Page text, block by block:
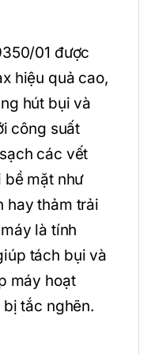
01 được
hiệu quả cao,
hút bụi và
công suất
các vết
bề mặt như
hay thảm trải
là tính
tách bụi và
máy hoạt
tắc nghẽn.